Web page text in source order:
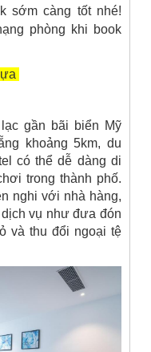
sớm càng tốt nhé!
phòng khi book
gần bãi biển Mỹ
khoảng 5km, du
có thể dễ dàng di
trong thành phố.
nghi với nhà hàng,
vụ như đưa đón
và thu đổi ngoại tệ